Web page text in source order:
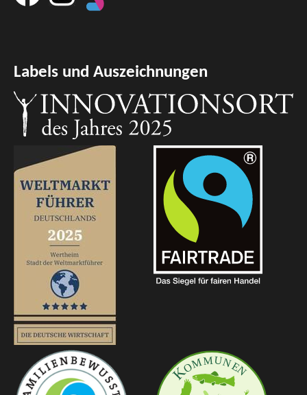
Labels und Auszeichnungen